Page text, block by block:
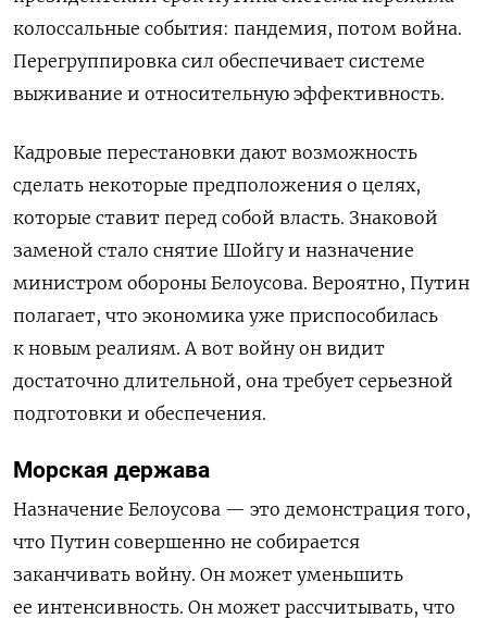
колоссальные события: пандемия, потом война.
Перегруппировка сил обеспечивает системе
выживание и относительную эффективность.
Кадровые перестановки дают возможность
сделать некоторые предположения о целях,
которые ставит перед собой власть. Знаковой
заменой стало снятие Шойгу и назначение
министром обороны Белоусова. Вероятно, Путин
полагает, что экономика уже приспособилась
к новым реалиям. А вот войну он видит
достаточно длительной, она требует серьезной
подготовки и обеспечения.
Морская держава
Назначение Белоусова — это демонстрация того,
что Путин совершенно не собирается
заканчивать войну. Он может уменьшить
ее интенсивность. Он может рассчитывать, что